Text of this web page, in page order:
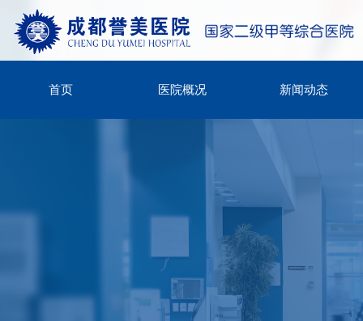
首页 医院概况 新闻动态